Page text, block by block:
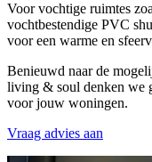
Voor vochtige ruimtes
vochtbestendige PVC
voor een warme en
Benieuwd naar de
living & soul denken we
voor jouw woningen.
Vraag advies aan